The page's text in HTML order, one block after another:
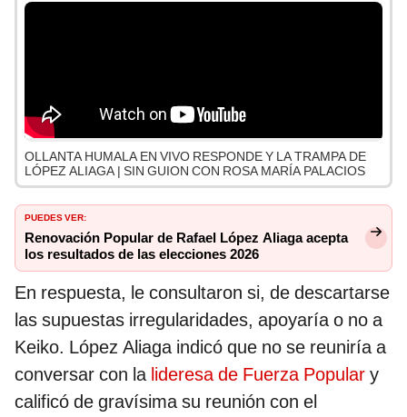
OLLANTA HUMALA EN VIVO RESPONDE Y LA TRAMPA DE
LÓPEZ ALIAGA | SIN GUION CON ROSA MARÍA PALACIOS
PUEDES VER:
Renovación Popular de Rafael López Aliaga acepta
los resultados de las elecciones 2026
En respuesta, le consultaron si, de descartarse
las supuestas irregularidades, apoyaría o no a
Keiko. López Aliaga indicó que no se reuniría a
conversar con la lideresa de Fuerza Popular y
calificó de gravísima su reunión con el